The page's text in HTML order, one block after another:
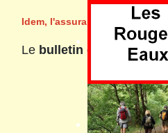
Dim. 23 août
Mardi 11 août
Idem, l'assurance incluse
Le bulletin d'adhésion: